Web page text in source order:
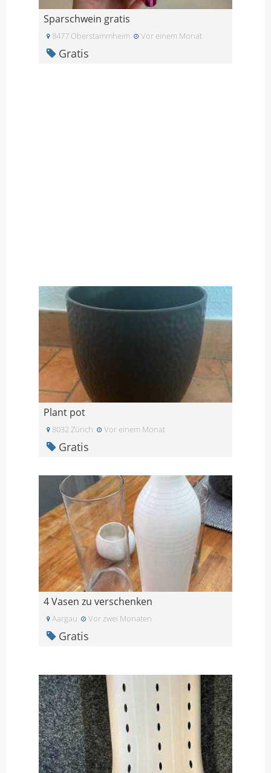
Sparschwein gratis
8477 Oberstammheim Vor einem Monat
Gratis
Plant pot
8032 Zürich Vor einem Monat
Gratis
4 Vasen zu verschenken
Aargau Vor zwei Monaten
Gratis